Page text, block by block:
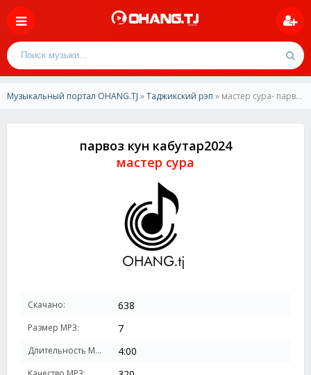
Музыкальный портал OHANG.TJ »Таджикский рэп » мастер сура- парвоз кун кабутар2024
парвоз кун кабутар2024
мастер сура
Скачано: 638
Размер MP3: 7
Длительность MP3: 4:00